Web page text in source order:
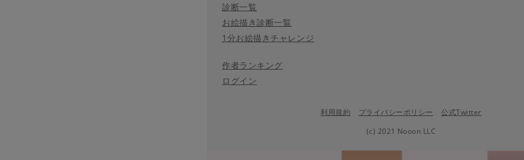
診断一覧
お絵描き診断一覧
1分お絵描きチャレンジ
作者ランキング
ログイン
利用規約 プライバシーポリシー
公式Twitter
(c) 2021 Nooon LLC